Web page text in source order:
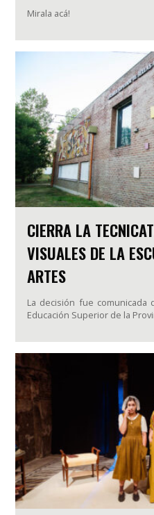
Mirala acá!
CIERRA LA
VISUALES DE LA
ARTES
La decisión fue comunicada
Educación Superior de la